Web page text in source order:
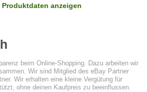
Produktdaten anzeigen
beim Online-Shopping. Dazu arbeiten wir
Wir sind Mitglied des eBay Partner
Wir erhalten eine kleine Vergütung für
ohne deinen Kaufpreis zu beeinflussen.